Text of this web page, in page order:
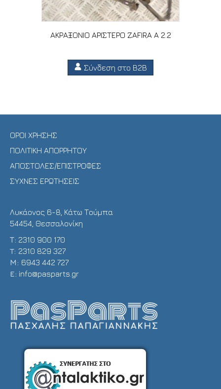
ΑΚΡΑΞΟΝΙΟ ΑΡΙΣΤΕΡΟ ZAFIRA A 2.2
Σύνδεση στο B2B
ΟΡΟΙ ΧΡΗΣΗΣ
ΠΟΛΙΤΙΚΗ ΑΠΟΡΡΗΤΟΥ
ΑΠΟΣΤΟΛΕΣ/ΕΠΙΣΤΡΟΦΕΣ
ΣΥΧΝΕΣ ΕΡΩΤΗΣΕΙΣ
Λυκάονος 6-8, Κάτω Τούμπα
54454, Θεσσαλονίκη
Τ: 2310 900 170
T: 2310 829 327
Μ: 6943 442 727
E: info@pasparts.gr